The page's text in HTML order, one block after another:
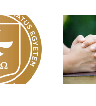
üzenet –
Zsoltárok 149